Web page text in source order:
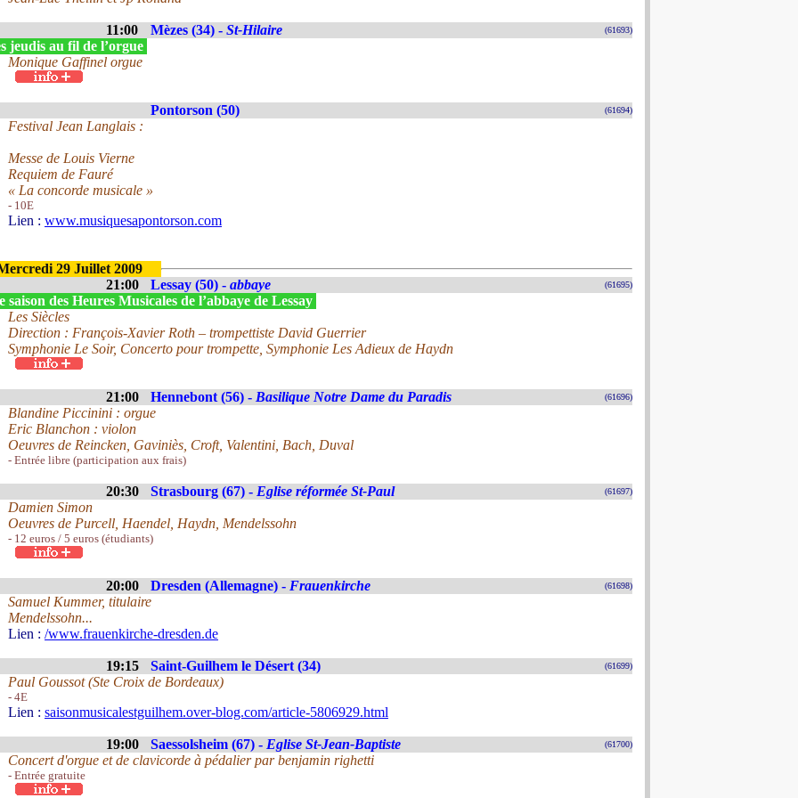
11:00 Mèzes (34) - St-Hilaire (61693)
jeudis au fil de l’orgue
Monique Gaffinel orgue
Pontorson (50) (61694)
Festival Jean Langlais :
Messe de Louis Vierne
Requiem de Fauré
« La concorde musicale »
- 10E
Lien : www.musiquesapontorson.com
29 Juillet 2009
21:00
Lessay (50) - abbaye (61695)
saison des Heures Musicales de l’abbaye de Lessay
Les Siècles
Direction : François-Xavier Roth – trompettiste David Guerrier
Symphonie Le Soir, Concerto pour trompette, Symphonie Les Adieux de Haydn
21:00 Hennebont (56) - Basilique Notre Dame du Paradis (61696)
Blandine Piccinini : orgue
Eric Blanchon : violon
Oeuvres de Reincken, Gaviniès, Croft, Valentini, Bach, Duval
- Entrée libre (participation aux frais)
20:30 Strasbourg (67) - Eglise réformée St-Paul (61697)
Damien Simon
Oeuvres de Purcell, Haendel, Haydn, Mendelssohn
- 12 euros / 5 euros (étudiants)
20:00 Dresden (Allemagne) - Frauenkirche (61698)
Samuel Kummer, titulaire
Mendelssohn...
Lien : /www.frauenkirche-dresden.de
19:15 Saint-Guilhem le Désert (34) (61699)
Paul Goussot (Ste Croix de Bordeaux)
- 4E
Lien : saisonmusicalestguilhem.over-blog.com/article-5806929.html
19:00 Saessolsheim (67) - Eglise St-Jean-Baptiste (61700)
Concert d'orgue et de clavicorde à pédalier par benjamin righetti
- Entrée gratuite